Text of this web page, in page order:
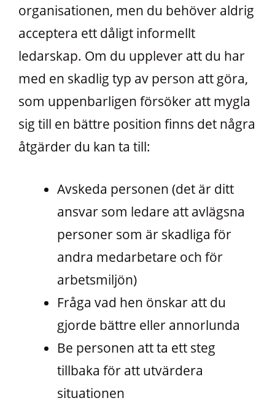
organisationen, men du behöver aldrig
acceptera ett dåligt informellt
ledarskap. Om du upplever att du har
med en skadlig typ av person att göra,
som uppenbarligen försöker att mygla
sig till en bättre position finns det några
åtgärder du kan ta till:
Avskeda personen (det är ditt
ansvar som ledare att avlägsna
personer som är skadliga för
andra medarbetare och för
arbetsmiljön)
Fråga vad hen önskar att du
gjorde bättre eller annorlunda
Be personen att ta ett steg
tillbaka för att utvärdera
situationen